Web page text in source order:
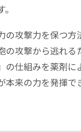
の攻撃力を保つ方
の攻撃から逃れる
の仕組みを薬剤に
本来の力を発揮で